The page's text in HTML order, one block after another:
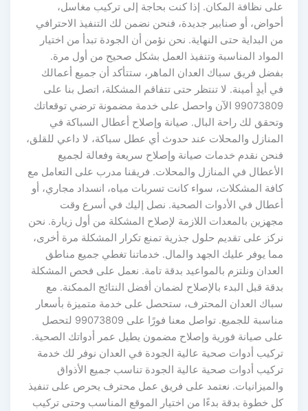
على نظافة المكان. إذا كنت بحاجة إلى تركيب مغاسل،
أحواض، أو صنابير جديدة، فنحن نضمن لك التنفيذ الاحترافي
من البداية حتى النهاية. نحن نؤمن أن الجودة تبدأ من اختيار
المواد المناسبة وتنفيذ العمل بشكل صحيح من أول مرة.
بفضل فريق سباك العدان الماهر، ستتأكد أن جميع أعمالك
في أيدٍ أمينة. لا تنتظر حتى تتفاقم المشكلة، اتصل بنا على
99073809 الآن واحصل على خدمة مضمونة ترضي توقعاتك
وتحقق لك راحة البال. صيانة وإصلاح أعطال السباكة في
المنازل والمحلات عند حدوث أي عطل سباكة، لا داعي للقلق،
فنحن نقدم خدمات صيانة وإصلاح سريعة وفعالة لجميع
الأعطال في المنازل والمحلات. فريقنا مدرب على التعامل مع
كافة المشكلات، سواء كانت تسربات مياه، انسداد مجاري، أو
أعطال في الأدوات الصحية. نصل إليك في أسرع وقت
مجهزين بالمعدات اللازمة لإصلاح المشكلة من أول زيارة. نحن
نركز على تقديم حلول جذرية تمنع تكرار المشكلة مرة أخرى،
مما يوفر عليك الجهد والمال. خدماتنا تغطي جميع مناطق
العدان ونلتزم بالمواعيد بدقة تامة. نعمل على فحص المشكلة
بدقة قبل البدء بالإصلاح لضمان أفضل النتائج الممكنة. مع
سباك العدان المحترف، ستحصل على خدمة متميزة بأسعار
مناسبة للجميع. تواصل معنا فورًا على 99073809 لتحصل
على صيانة فورية وإصلاح مضمون يطيل عمر أدواتك الصحية.
تركيب أدوات صحية عالية الجودة في العدان نوفر لك خدمة
تركيب أدوات صحية عالية الجودة تناسب جميع الأذواق
والميزانيات. نعتمد على فريق عمل محترف يحرص على تنفيذ
كل خطوة بدقة بدءًا من اختيار الموقع المناسب وحتى تركيب